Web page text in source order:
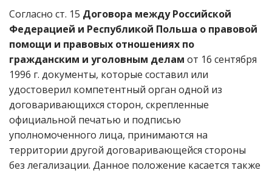
Согласно ст. 15 Договора между Российской
Федерацией и Республикой Польша о правовой
помощи и правовых отношениях по
гражданским и уголовным делам от 16 сентября
1996 г. документы, которые составил или
удостоверил компетентный орган одной из
договаривающихся сторон, скрепленные
официальной печатью и подписью
уполномоченного лица, принимаются на
территории другой договаривающейся стороны
без легализации. Данное положение касается также